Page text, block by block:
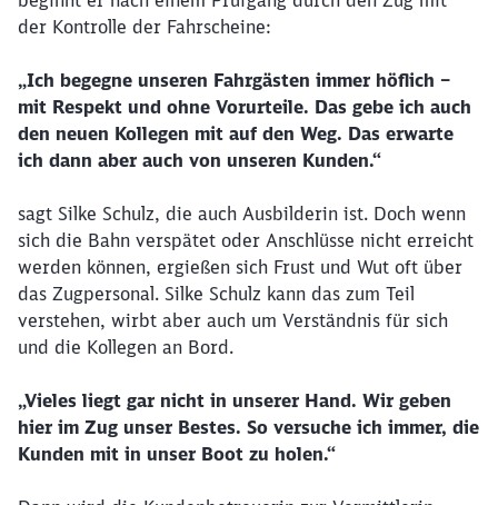
der Kontrolle der Fahrscheine:
„Ich begegne unseren Fahrgästen immer höflich –
mit Respekt und ohne Vorurteile. Das gebe ich auch
den neuen Kollegen mit auf den Weg. Das erwarte
ich dann aber auch von unseren Kunden.“
sagt Silke Schulz, die auch Ausbilderin ist. Doch wenn
sich die Bahn verspätet oder Anschlüsse nicht erreicht
werden können, ergießen sich Frust und Wut oft über
das Zugpersonal. Silke Schulz kann das zum Teil
verstehen, wirbt aber auch um Verständnis für sich
und die Kollegen an Bord.
„Vieles liegt gar nicht in unserer Hand. Wir geben
hier im Zug unser Bestes. So versuche ich immer, die
Kunden mit in unser Boot zu holen.“
werden?